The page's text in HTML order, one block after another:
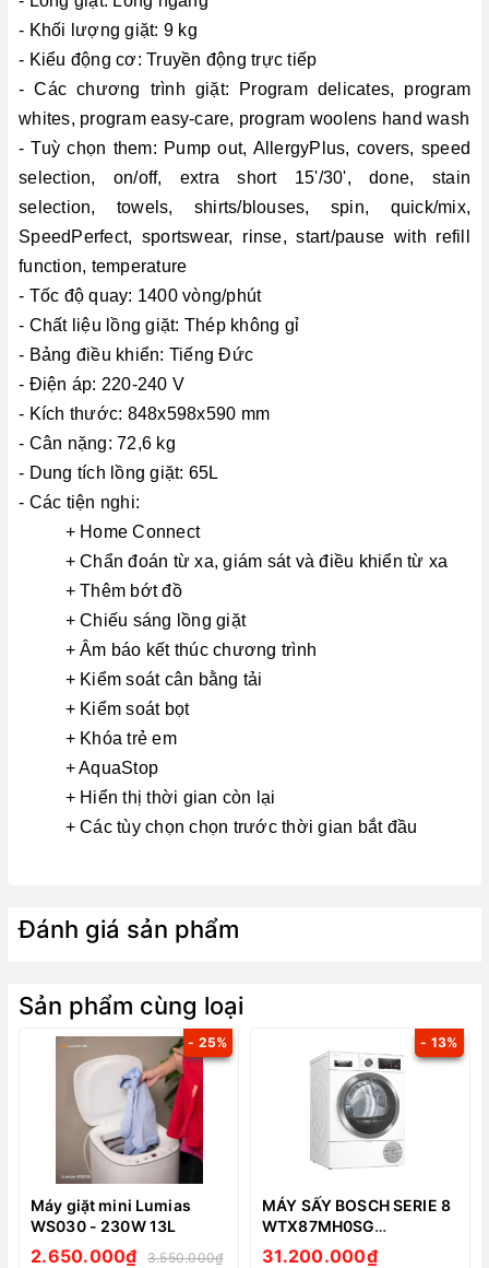
- Khối lượng giặt: 9 kg
- Kiểu động cơ: Truyền động trực tiếp
- Các chương trình giặt: Program delicates, program
whites, program easy-care, program woolens hand wash
- Tuỳ chọn them: Pump out, AllergyPlus, covers, speed
selection, on/off, extra short 15'/30', done, stain
selection, towels, shirts/blouses, spin, quick/mix,
SpeedPerfect, sportswear, rinse, start/pause with refill
function, temperature
- Tốc độ quay: 1400 vòng/phút
- Chất liệu lồng giặt: Thép không gỉ
- Bảng điều khiển: Tiếng Đức
- Điện áp: 220-240 V
- Kích thước: 848x598x590 mm
- Cân nặng: 72,6 kg
- Dung tích lồng giặt: 65L
- Các tiện nghi:
+ Home Connect
+ Chẩn đoán từ xa, giám sát và điều khiển từ xa
+ Thêm bớt đồ
+ Chiếu sáng lồng giặt
+ Âm báo kết thúc chương trình
+ Kiểm soát cân bằng tải
+ Kiểm soát bọt
+ Khóa trẻ em
+ AquaStop
+ Hiển thị thời gian còn lại
+ Các tùy chọn chọn trước thời gian bắt đầu
Đánh giá sản phẩm
Sản phẩm cùng loại
- 25%
Máy giặt mini Lumias
WS030 - 230W 13L
2.650.000₫ 3.550.000₫
- 13%
MÁY SẤY BOSCH SERIE 8
WTX87MH0SG
HEATPUMP 9KG
31.200.000₫